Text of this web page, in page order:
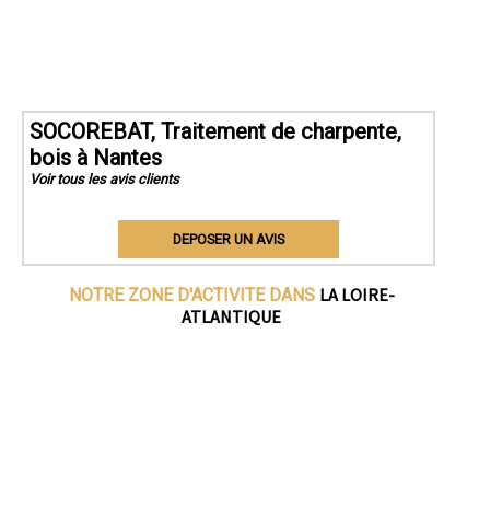
SOCOREBAT, Traitement de charpente,
bois à Nantes
Voir tous les avis clients
DEPOSER UN AVIS
NOTRE ZONE D'ACTIVITE DANS LA LOIRE-
ATLANTIQUE